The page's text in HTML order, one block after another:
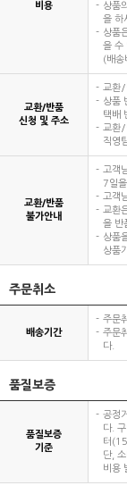
비용
상품
을 하
상품
을 수
(배송
교환/반품
신청 및 주소
교환/
상품
택배
교환/
직영
교환/반품
불가안내
고객
7일
고객
교환
을 반
상품
상품
주문취소
배송기간
주문
주문
다.
품질보증
품질보증
기준
공정
다.
터
단,
비용